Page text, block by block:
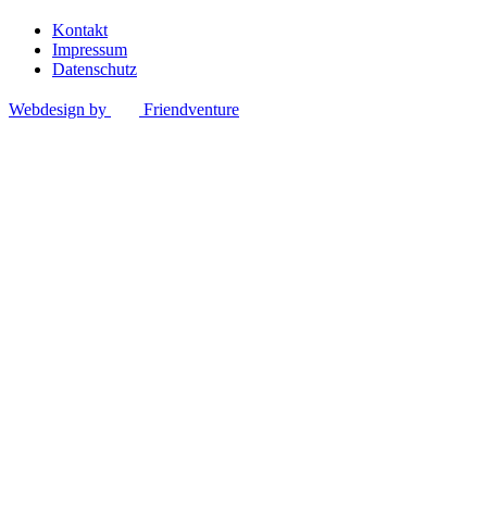
Kontakt
Impressum
Datenschutz
Webdesign by Friendventure